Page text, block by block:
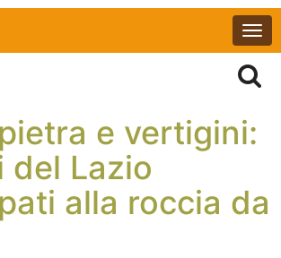
e vertigini:
del Lazio
alla roccia da